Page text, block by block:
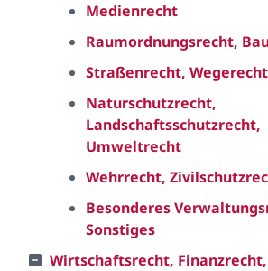
Medienrecht
Raumordnungsrecht,
Straßenrecht, Wegerecht
Naturschutzrecht,
Landschaftsschutzrecht,
Umweltrecht
Wehrrecht,
Besonderes
Sonstiges
Wirtschaftsrecht, Finanzrecht,